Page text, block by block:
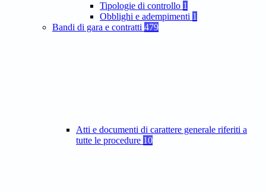
Tipologie di controllo 1
Obblighi e adempimenti 1
Bandi di gara e contratti 479
Atti e documenti di carattere generale riferiti a
tutte le procedure 10